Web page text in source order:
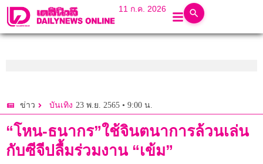
11 ก.ค. 2026
ข่าว บันเทิง 23 พ.ย. 2565 • 9:00 น.
“โหน-ธนากร”ใช้จินตนาการล้วนเล่น
กับซีจีปลื้มร่วมงาน “เข้ม”